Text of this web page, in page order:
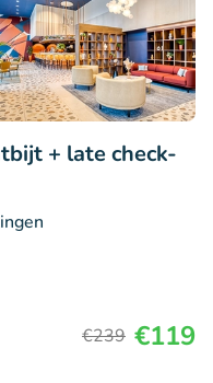
+ late check-
€239 €119